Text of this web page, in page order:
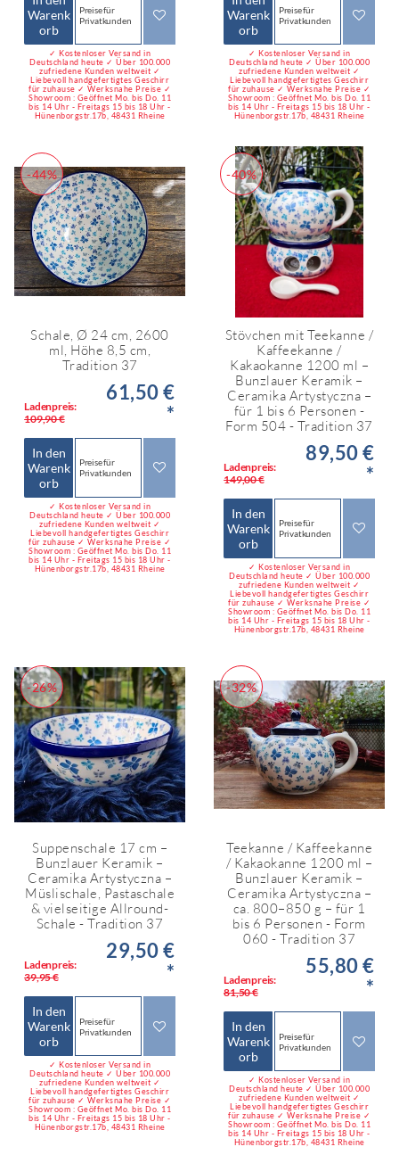
Warenk
orb
Preise für
Privatkunden
✓ Kostenloser Versand in
Deutschland heute ✓ Über 100.000
zufriedene Kunden weltweit ✓
Liebevoll handgefertigtes Geschirr
für zuhause ✓ Werksnahe Preise ✓
Showroom : Geöffnet Mo. bis Do. 11
bis 14 Uhr - Freitags 15 bis 18 Uhr -
Hünenborgstr.17b, 48431 Rheine
Warenk
orb
Preise für
Privatkunden
✓ Kostenloser Versand in
Deutschland heute ✓ Über 100.000
zufriedene Kunden weltweit ✓
Liebevoll handgefertigtes Geschirr
für zuhause ✓ Werksnahe Preise ✓
Showroom : Geöffnet Mo. bis Do. 11
bis 14 Uhr - Freitags 15 bis 18 Uhr -
Hünenborgstr.17b, 48431 Rheine
-44%
Schale, Ø 24 cm, 2600
ml, Höhe 8,5 cm,
Tradition 37
Ladenpreis:
109,90 €
61,50 €
*
In den
Warenk
orb
Preise für
Privatkunden
✓ Kostenloser Versand in
Deutschland heute ✓ Über 100.000
zufriedene Kunden weltweit ✓
Liebevoll handgefertigtes Geschirr
für zuhause ✓ Werksnahe Preise ✓
Showroom : Geöffnet Mo. bis Do. 11
bis 14 Uhr - Freitags 15 bis 18 Uhr -
Hünenborgstr.17b, 48431 Rheine
-40%
Stövchen mit Teekanne /
Kaffeekanne /
Kakaokanne 1200 ml –
Bunzlauer Keramik –
Ceramika Artystyczna –
für 1 bis 6 Personen -
Form 504 - Tradition 37
Ladenpreis:
149,00 €
89,50 €
*
In den
Warenk
orb
Preise für
Privatkunden
✓ Kostenloser Versand in
Deutschland heute ✓ Über 100.000
zufriedene Kunden weltweit ✓
Liebevoll handgefertigtes Geschirr
für zuhause ✓ Werksnahe Preise ✓
Showroom : Geöffnet Mo. bis Do. 11
bis 14 Uhr - Freitags 15 bis 18 Uhr -
Hünenborgstr.17b, 48431 Rheine
-26%
Suppenschale 17 cm –
Bunzlauer Keramik –
Ceramika Artystyczna –
Müslischale, Pastaschale
& vielseitige Allround-
Schale - Tradition 37
Ladenpreis:
39,95 €
29,50 €
*
In den
Warenk
orb
Preise für
Privatkunden
✓ Kostenloser Versand in
Deutschland heute ✓ Über 100.000
zufriedene Kunden weltweit ✓
Liebevoll handgefertigtes Geschirr
für zuhause ✓ Werksnahe Preise ✓
Showroom : Geöffnet Mo. bis Do. 11
bis 14 Uhr - Freitags 15 bis 18 Uhr -
Hünenborgstr.17b, 48431 Rheine
-32%
Teekanne / Kaffeekanne
/ Kakaokanne 1200 ml –
Bunzlauer Keramik –
Ceramika Artystyczna –
ca. 800–850 g – für 1
bis 6 Personen - Form
060 - Tradition 37
Ladenpreis:
81,50 €
55,80 €
*
In den
Warenk
orb
Preise für
Privatkunden
✓ Kostenloser Versand in
Deutschland heute ✓ Über 100.000
zufriedene Kunden weltweit ✓
Liebevoll handgefertigtes Geschirr
für zuhause ✓ Werksnahe Preise ✓
Showroom : Geöffnet Mo. bis Do. 11
bis 14 Uhr - Freitags 15 bis 18 Uhr -
Hünenborgstr.17b, 48431 Rheine